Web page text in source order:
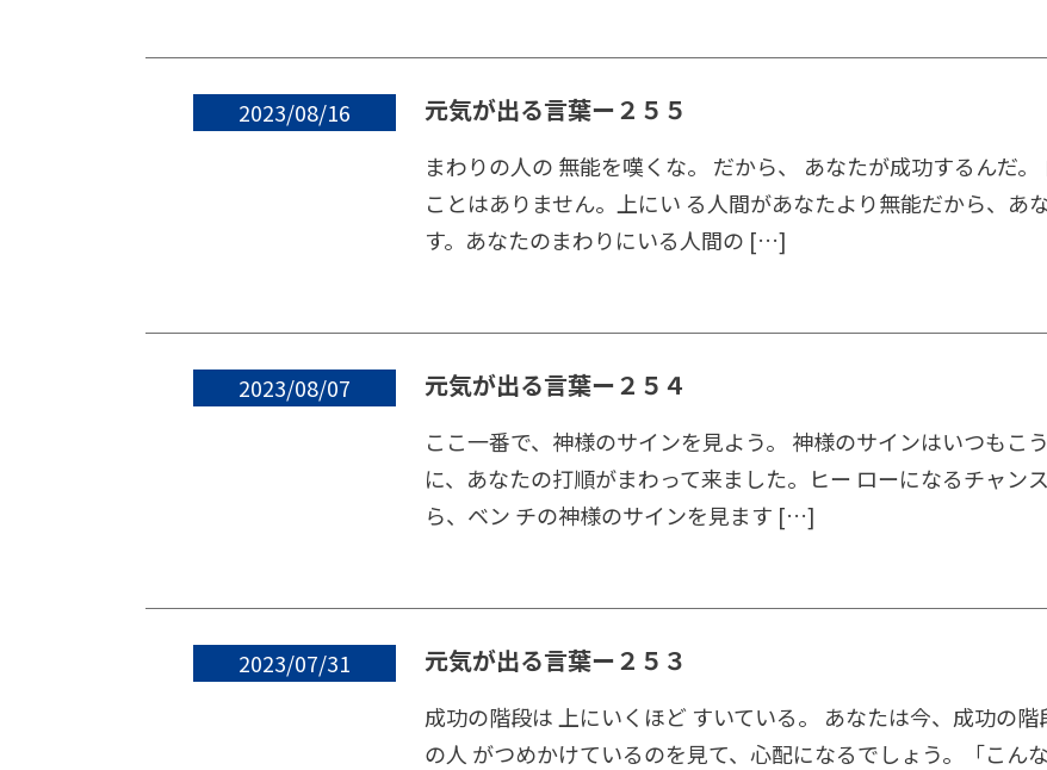
2023/08/16 元気が出る言葉ー２５５
まわりの人の 無能を嘆くな。 だから、 あなたが成功するんだ
ことはありません。上にい る人間があなたより無能だから、あ
す。あなたのまわりにいる人間の […]
2023/08/07 元気が出る言葉ー２５４
ここ一番で、神様のサインを見よう。 神様のサインはいつもこ
に、あなたの打順がまわって来ました。ヒー ローになるチャン
ら、ベン チの神様のサインを見ます […]
2023/07/31 元気が出る言葉ー２５３
成功の階段は 上にいくほど すいている。 あなたは今、成功の
の人 がつめかけているのを見て、心配になるでしょう。「こん